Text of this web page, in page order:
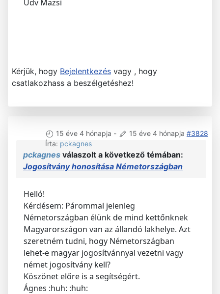
Üdv Mazsi
Kérjük, hogy Bejelentkezés vagy , hogy
csatlakozhass a beszélgetéshez!
15 éve 4 hónapja - 15 éve 4 hónapja #3828
Írta: pckagnes
pckagnes válaszolt a következő témában:
Jogosítvány honosítása Németországban
Helló!
Kérdésem: Párommal jelenleg
Németországban élünk de mind kettőnknek
Magyarországon van az állandó lakhelye. Azt
szeretném tudni, hogy Németországban
lehet-e magyar jogosítvánnyal vezetni vagy
német jogosítvány kell?
Köszönet előre is a segítségért.
Ágnes :huh: :huh: